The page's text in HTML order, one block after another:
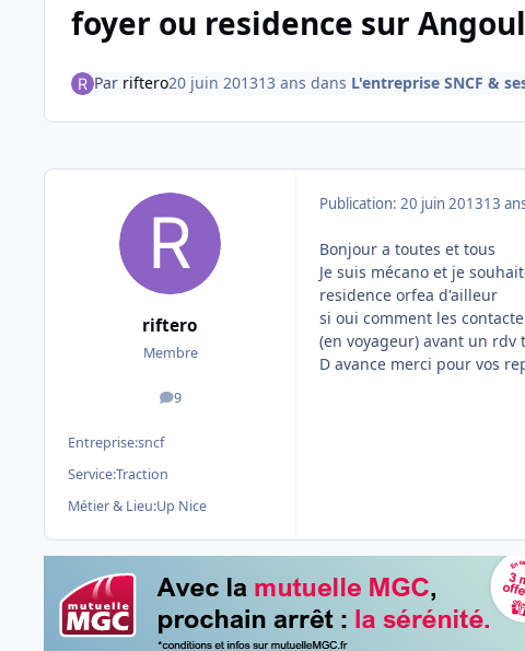
foyer ou residence sur
Par riftero20 juin 201313 ans dans L'entreprise SNCF &
riftero
Membre
9
messages
Entreprise:sncf
Service:Traction
Métier & Lieu:Up Nice
Publication: 20 juin 201313
Bonjour a toutes et tous
Je suis mécano et je
residence orfea d'ailleur
si oui comment les
(en voyageur) avant un rdv
D avance merci pour vos